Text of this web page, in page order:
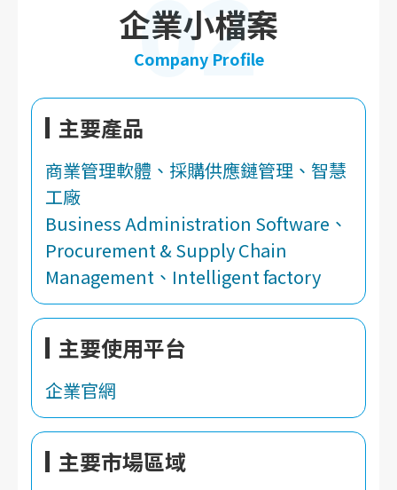
02
企業小檔案
Company Profile
主要產品
商業管理軟體、採購供應鏈管理、智慧
工廠
Business Administration Software、
Procurement & Supply Chain
Management、Intelligent factory
主要使用平台
企業官網
主要市場區域